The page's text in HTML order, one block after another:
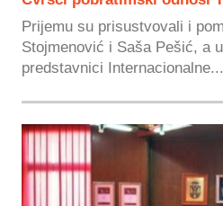
Prijemu su prisustvovali i
Stojmenović i Saša Pešić, a
predstavnici Internacionalne...